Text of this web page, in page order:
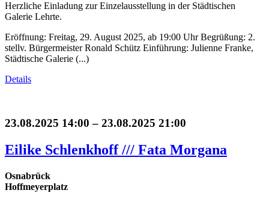
Herzliche Einladung zur Einzelausstellung in der Städtischen
Galerie Lehrte.
Eröffnung: Freitag, 29. August 2025, ab 19:00 Uhr Begrüßung: 2.
stellv. Bürgermeister Ronald Schütz Einführung: Julienne Franke,
Städtische Galerie (...)
Details
23.08.2025 14:00 – 23.08.2025 21:00
Eilike Schlenkhoff /// Fata Morgana
Osnabrück
Hoffmeyerplatz